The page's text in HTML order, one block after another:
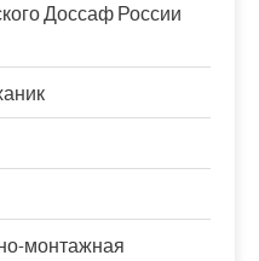
Доссаф России
монтажная